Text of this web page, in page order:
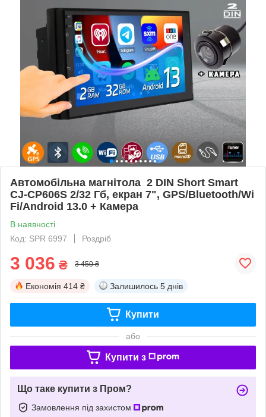
Автомобільна магнітола 2 DIN Short Smart
CJ-CP606S 2/32 Гб, екран 7", GPS/Bluetooth/Wi
Fi/Android 13.0 + Камера
В наявності
Код: SPR 6997
Роздріб
3 036 ₴ 3 450 ₴
Економія 414 ₴ Залишилось 5 днів
Купити
або
Купити з
Що таке купити з Пром?
Замовлення під захистом